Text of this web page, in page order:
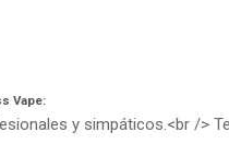
Vape:
y simpáticos.<br />